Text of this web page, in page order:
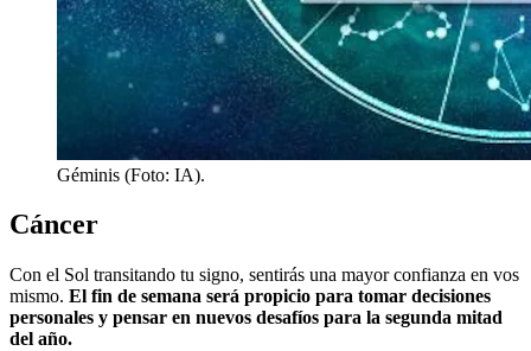
Géminis (Foto: IA).
Cáncer
Con el Sol transitando tu signo, sentirás una mayor confianza en vos
mismo. El fin de semana será propicio para tomar decisiones
personales y pensar en nuevos desafíos para la segunda mitad
del año.